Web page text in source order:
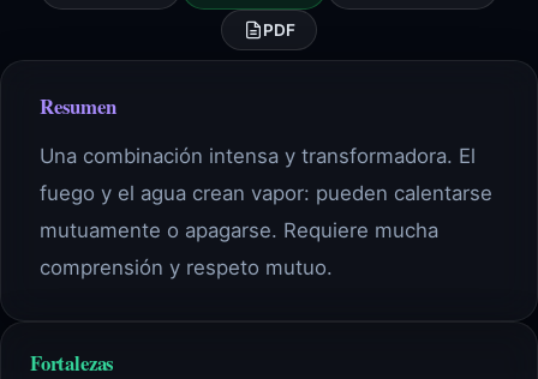
PDF
Resumen
Una combinación intensa y transformadora. El
fuego y el agua crean vapor: pueden calentarse
mutuamente o apagarse. Requiere mucha
comprensión y respeto mutuo.
Fortalezas